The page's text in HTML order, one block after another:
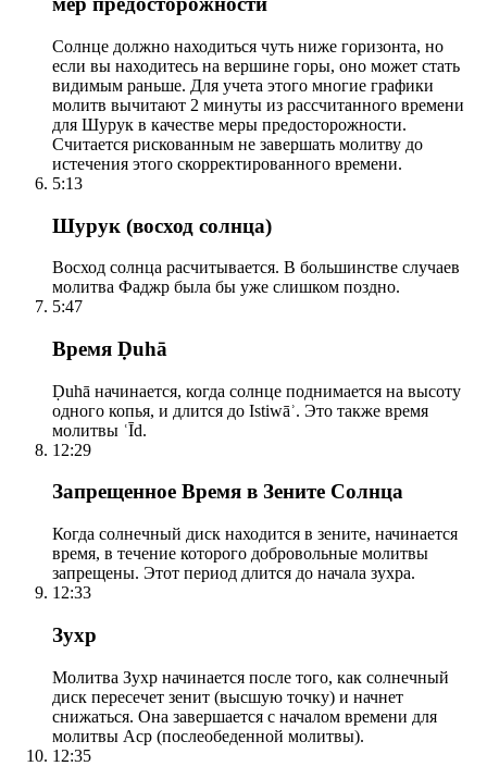
Солнце должно находиться чуть ниже горизонта, но
если вы находитесь на вершине горы, оно может стать
видимым раньше. Для учета этого многие графики
молитв вычитают 2 минуты из рассчитанного времени
для Шурук в качестве меры предосторожности.
Считается рискованным не завершать молитву до
истечения этого скорректированного времени.
5:13
Шурук (восход солнца)
Восход солнца расчитывается. В большинстве случаев
молитва Фаджр была бы уже слишком поздно.
5:47
Время Ḍuhā
Ḍuhā начинается, когда солнце поднимается на высоту
одного копья, и длится до Istiwāʾ. Это также время
молитвы ʿĪd.
12:29
Запрещенное Время в Зените Солнца
Когда солнечный диск находится в зените, начинается
время, в течение которого добровольные молитвы
запрещены. Этот период длится до начала зухра.
12:33
Зухр
Молитва Зухр начинается после того, как солнечный
диск пересечет зенит (высшую точку) и начнет
снижаться. Она завершается с началом времени для
молитвы Аср (послеобеденной молитвы).
12:35